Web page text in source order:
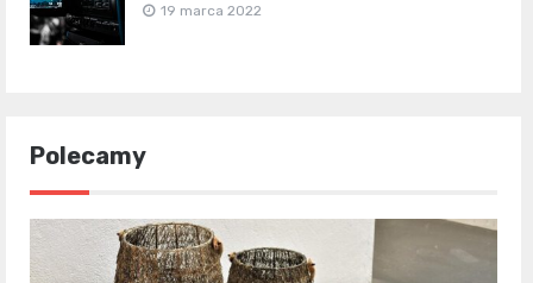
19 marca 2022
Polecamy